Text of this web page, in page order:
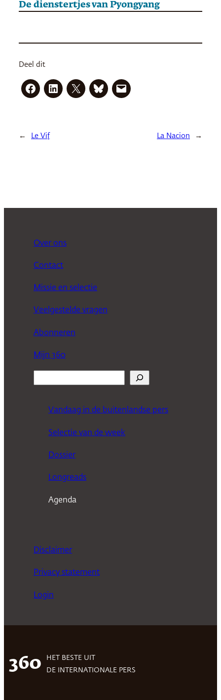
De dienstertjes van Pyongyang
Deel dit
← Le Vif La Nacion →
Over ons
Contact
Missie en selectie
Veelgestelde vragen
Abonneren
Mijn 360
Vandaag in de buitenlandse pers
Selectie van de week
Dossier
Longreads
Agenda
Disclaimer
Privacy statement
Login
360
HET BESTE UIT
DE INTERNATIONALE PERS